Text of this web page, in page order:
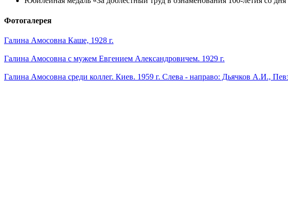
Фотогалерея
Галина Амосовна Каше, 1928 г.
Галина Амосовна с мужем Евгением Александровичем. 1929 г.
Галина Амосовна среди коллег. Киев. 1959 г. Слева - направо: Дьячков А.И.,